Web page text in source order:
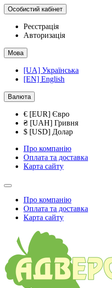
Особистий кабінет
Реєстрація
Авторизація
Мова
[UA] Українська
[EN] English
Валюта
€ [EUR] Євро
₴ [UAH] Гривня
$ [USD] Долар
Про компанію
Оплата та доставка
Карта сайту
Про компанію
Оплата та доставка
Карта сайту